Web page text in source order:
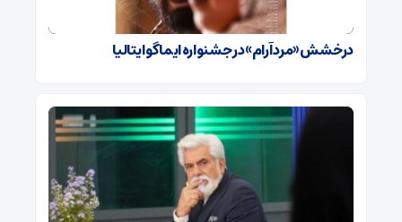
درخشش «مرد آرام» در جشنواره ایماگو ایتالیا